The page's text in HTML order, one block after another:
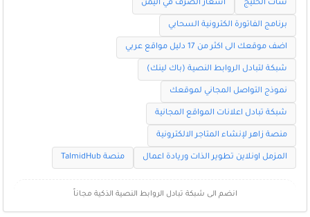
شات الخليج اسعار الصرف في اليمن
برنامج الفاتورة الكترونية السحابي
اضف موقعك الى اكثر من 17 دليل مواقع عربي
شبكة لتبادل الروابط النصية (باك لينك)
نموذج التواصل المجاني لموقعك
شبكة تبادل اعلانات المواقع المجانية
منصة زاهر لإنشاء المتاجر الالكترونية
المزمل اونلاين تطوير الذات وريادة اعمال منصة TalmidHub
انضم الى شبكة تبادل الروابط النصية الذكية مجاناً